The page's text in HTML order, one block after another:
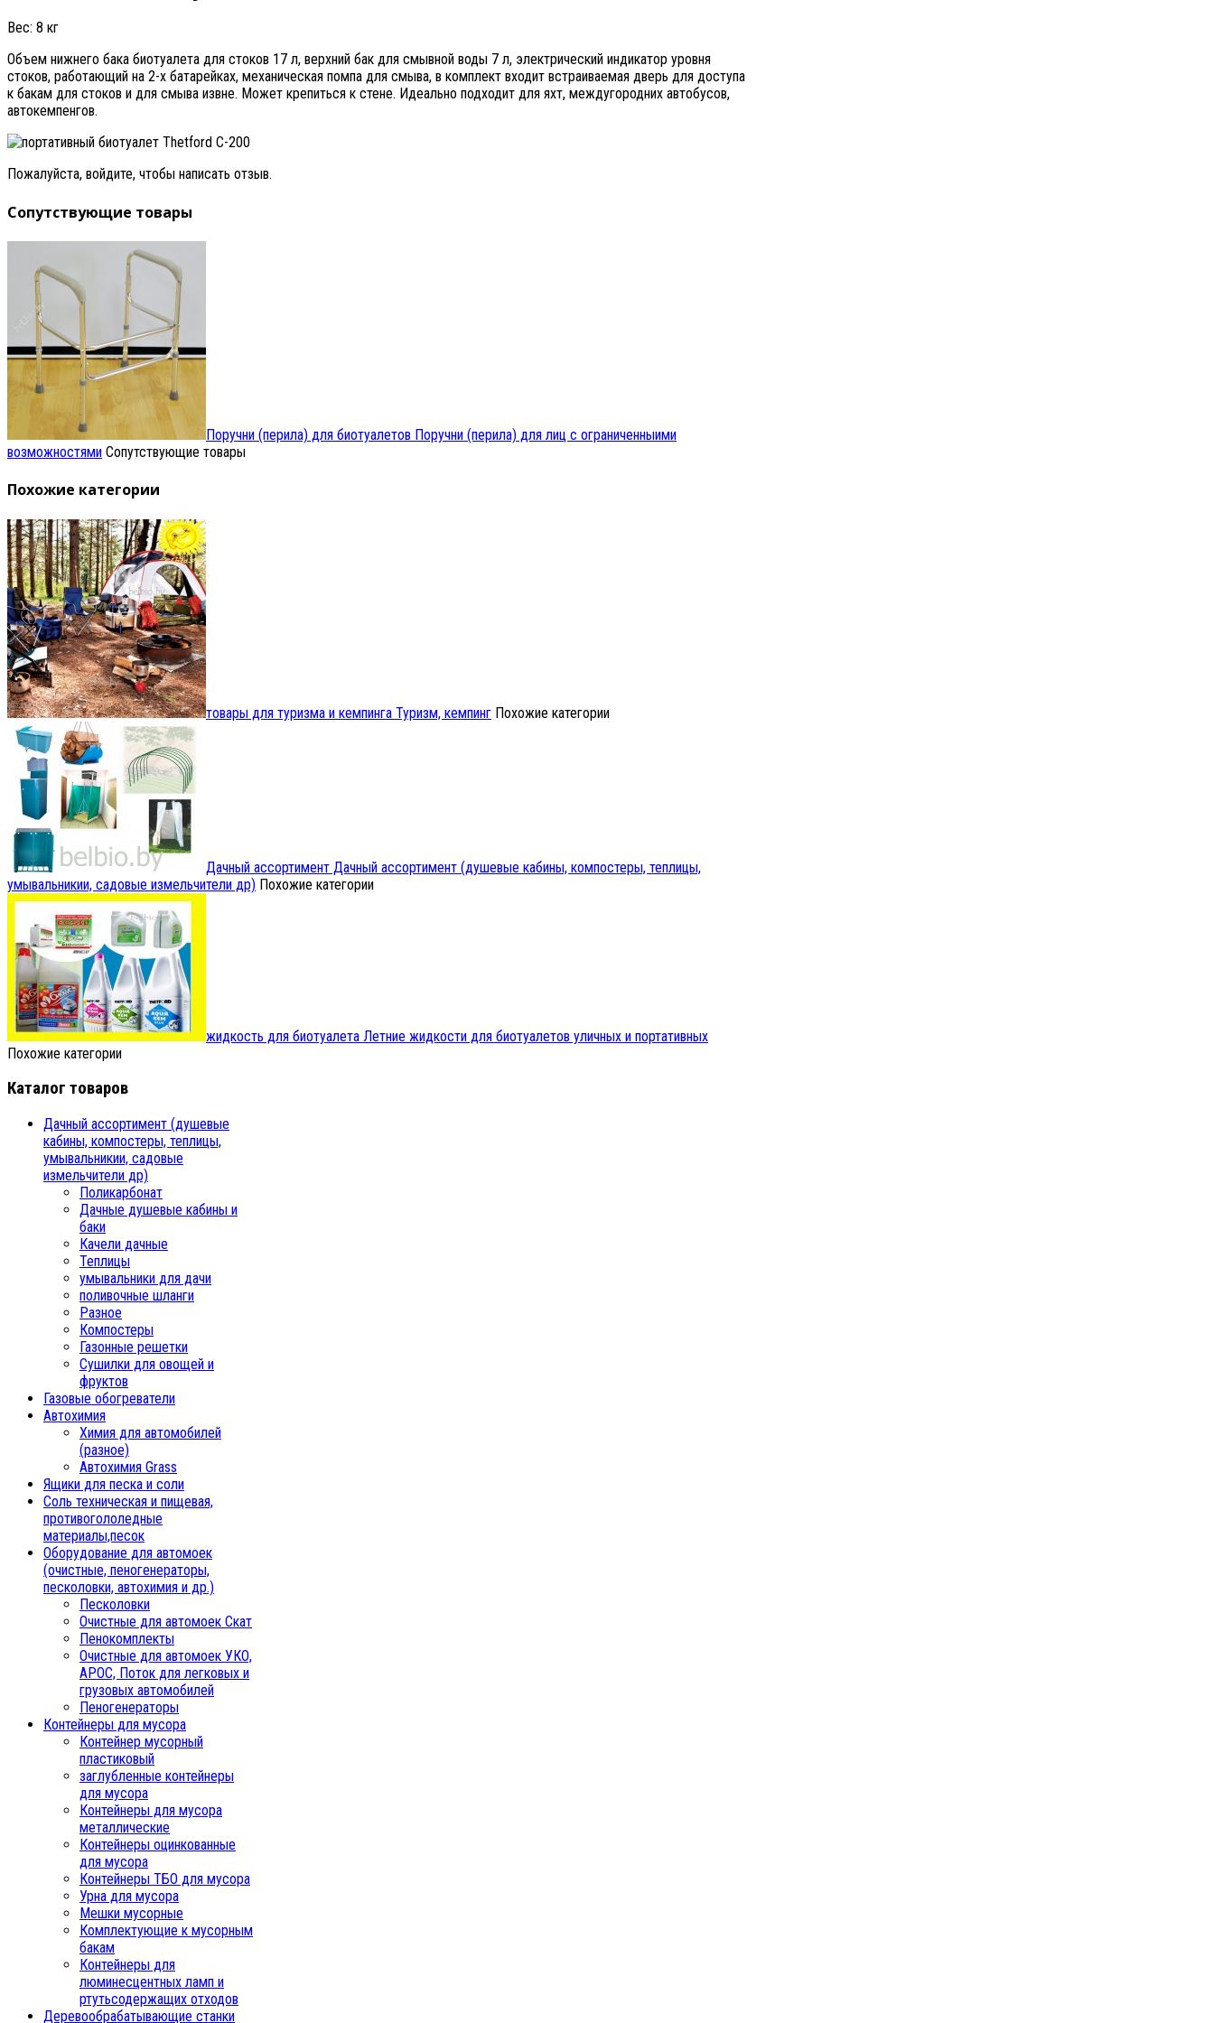
Вес: 8 кг
Объем нижнего бака биотуалета для стоков 17 л, верхний бак для смывной воды 7 л, электрический индикатор уровня
стоков, работающий на 2-х батарейках, механическая помпа для смыва, в комплект входит встраиваемая дверь для доступа
к бакам для стоков и для смыва извне. Может крепиться к стене. Идеально подходит для яхт, междугородних автобусов,
автокемпенгов.
Пожалуйста, войдите, чтобы написать отзыв.
Сопутствующие товары
Поручни (перила) для биотуалетов Поручни (перила) для лиц с ограниченныими
возможностями Сопутствующие товары
Похожие категории
товары для туризма и кемпинга Туризм, кемпинг Похожие категории
Дачный ассортимент Дачный ассортимент (душевые кабины, компостеры, теплицы,
умывальникии, садовые измельчители др) Похожие категории
жидкость для биотуалета Летние жидкости для биотуалетов уличных и портативных
Похожие категории
Каталог товаров
Дачный ассортимент (душевые
кабины, компостеры, теплицы,
умывальникии, садовые
измельчители др)
Поликарбонат
Дачные душевые кабины и
баки
Качели дачные
Теплицы
умывальники для дачи
поливочные шланги
Разное
Компостеры
Газонные решетки
Сушилки для овощей и
фруктов
Газовые обогреватели
Автохимия
Химия для автомобилей
(разное)
Автохимия Grass
Ящики для песка и соли
Соль техническая и пищевая,
противогололедные
материалы,песок
Oборудование для автомоек
(очистные, пеногенераторы,
песколовки, автохимия и др.)
Песколовки
Очистные для автомоек Скат
Пенокомплекты
Очистные для автомоек УКО,
АРОС, Поток для легковых и
грузовых автомобилей
Пеногенераторы
Контейнеры для мусора
Контейнер мусорный
пластиковый
заглубленные контейнеры
для мусора
Контейнеры для мусора
металлические
Контейнеры оцинкованные
для мусора
Контейнеры ТБО для мусора
Урна для мусора
Мешки мусорные
Комплектующие к мусорным
бакам
Контейнеры для
люминесцентных ламп и
ртутьсодержащих отходов
Деревообрабатывающие станки